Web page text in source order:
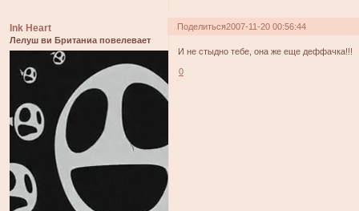
Поделиться2007-11-20 00:56:44
Ink Heart
Лелуш ви Британиа повелевает
И не стыдно тебе, она же еще деффачка!!!
0